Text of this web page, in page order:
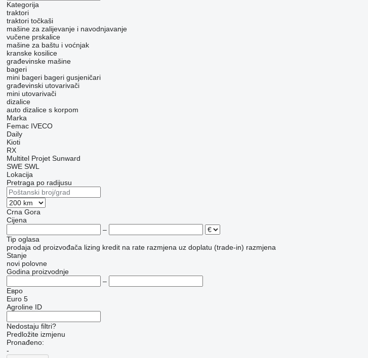
Kategorija
traktori
traktori točkaši
mašine za zaliјеvanje i navodnjavanje
vučene prskalice
mašine za baštu i voćnjak
kranske kosilice
građevinske mašine
bageri
mini bageri bageri gusjeničari
građevinski utovarivači
mini utovarivači
dizalice
auto dizalice s korpom
Marka
Femac IVECO
Daily
Kioti
RX
Multitel Projet Sunward
SWE SWL
Lokacija
Pretraga po radijusu
Crna Gora
Cijena
–
Tip oglasa
prodaja od proizvođača lizing kredit na rate razmjena uz doplatu (trade-in) razmjena
Stanje
novi polovne
Godina proizvodnje
–
Евро
Euro 5
Agroline ID
Nedostaju filtri?
Predložite izmjenu
Pronađeno:
-